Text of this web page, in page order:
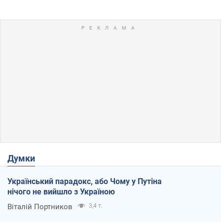
Думки
Український парадокс, або Чому у Путіна
нічого не вийшло з Україною
Віталій Портников 3,4 т.